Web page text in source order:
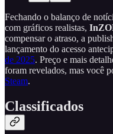
Fechando o balanço de
com gráficos realistas,
compensar o atraso, a
lançamento do acesso
de 2025. Preço e mais
foram revelados, mas você
Steam.
Classificados